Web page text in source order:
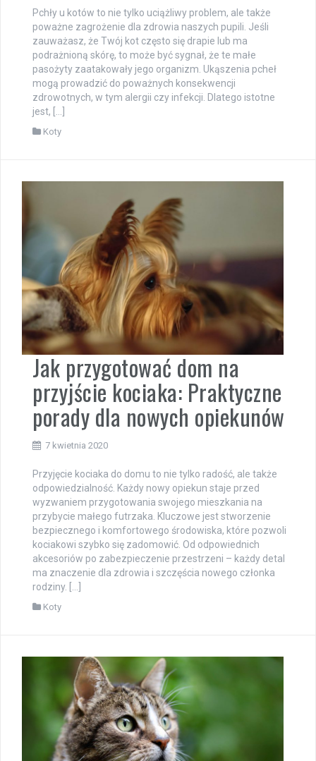
Pchły u kotów to nie tylko uciążliwy problem, ale także
poważne zagrożenie dla zdrowia naszych pupili. Jeśli
zauważasz, że Twój kot często się drapie lub ma
podrażnioną skórę, to może być sygnał, że te małe
pasożyty zaatakowały jego organizm. Ukąszenia pcheł
mogą prowadzić do poważnych konsekwencji
zdrowotnych, w tym alergii czy infekcji. Dlatego istotne
jest, […]
Koty
Jak przygotować dom na
przyjście kociaka: Praktyczne
porady dla nowych opiekunów
7 kwietnia 2020
Przyjęcie kociaka do domu to nie tylko radość, ale także
odpowiedzialność. Każdy nowy opiekun staje przed
wyzwaniem przygotowania swojego mieszkania na
przybycie małego futrzaka. Kluczowe jest stworzenie
bezpiecznego i komfortowego środowiska, które pozwoli
kociakowi szybko się zadomowić. Od odpowiednich
akcesoriów po zabezpieczenie przestrzeni – każdy detal
ma znaczenie dla zdrowia i szczęścia nowego członka
rodziny. […]
Koty